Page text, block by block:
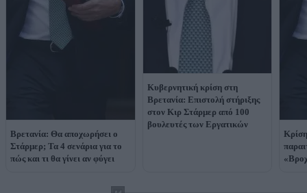
Βρετανία: Θα αποχωρήσει ο
Στάρμερ; Τα 4 σενάρια για το
πώς και τι θα γίνει αν φύγει
Κυβερνητική κρίση στη
Βρετανία: Επιστολή στήριξης
στον Κιρ Στάρμερ από 100
βουλευτές των Εργατικών